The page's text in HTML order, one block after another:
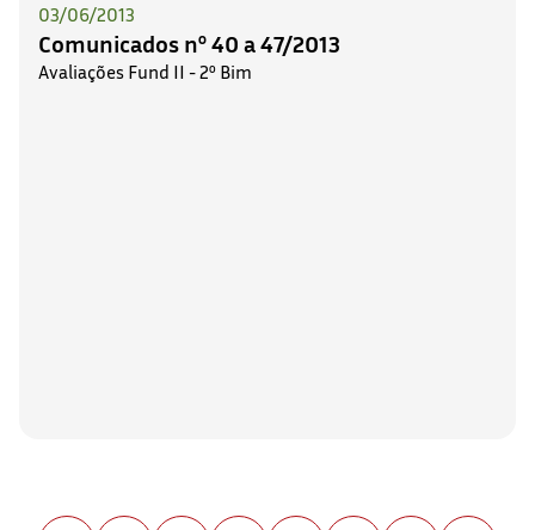
03/06/2013
Comunicados nº 40 a 47/2013
Avaliações Fund II - 2º Bim